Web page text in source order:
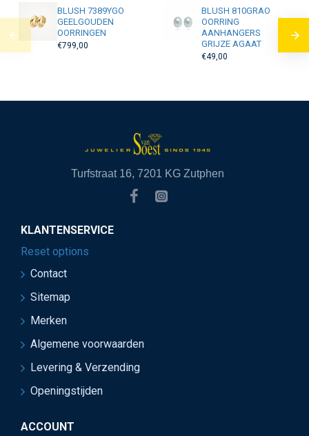
BLUSH 7389YGO
GEELGOUDEN
OORRINGEN
€799,00
BLUSH 810GRAO
OORRING
AANHANGERS
GRIJZE AGAAT
€49,00
Turfstraat 16, 7201 KG Zutphen
KLANTENSERVICE
Reset options
Contact
Sitemap
Merken
Algemene voorwaarden
Levering & Verzending
Openingstijden
ACCOUNT